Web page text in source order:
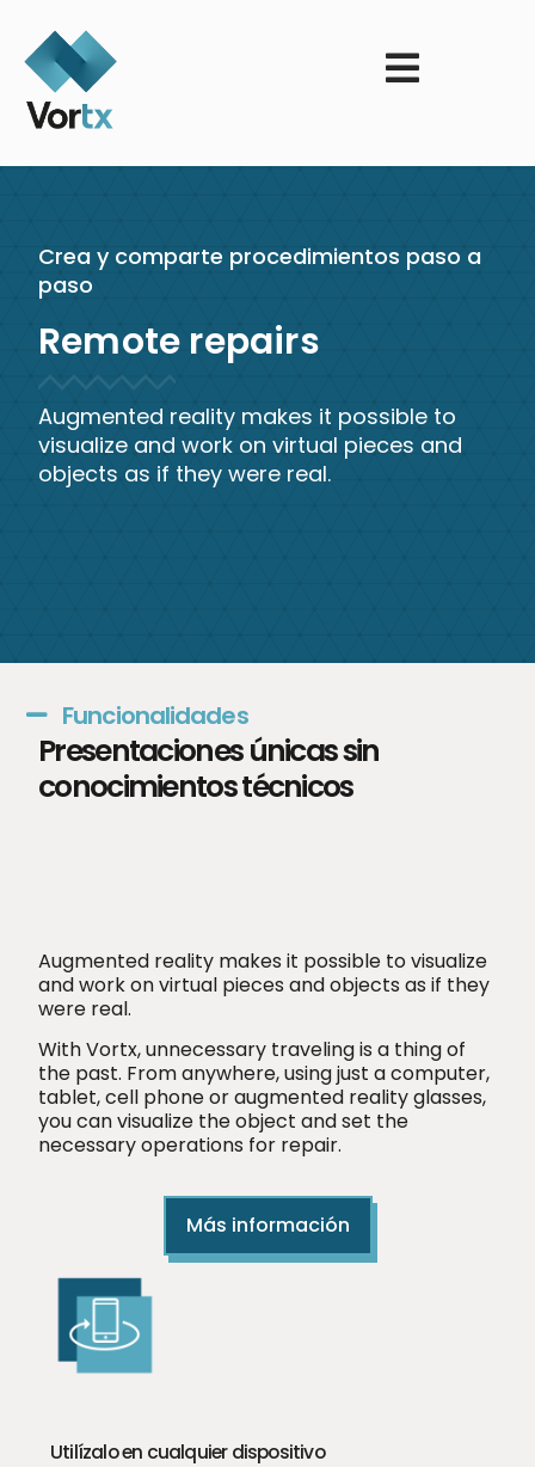
Crea y comparte procedimientos paso a
paso
Remote repairs
Augmented reality makes it possible to
visualize and work on virtual pieces and
objects as if they were real.
Funcionalidades
Presentaciones únicas sin
conocimientos técnicos
Augmented reality makes it possible to visualize
and work on virtual pieces and objects as if they
were real.
With Vortx, unnecessary traveling is a thing of
the past. From anywhere, using just a computer,
tablet, cell phone or augmented reality glasses,
you can visualize the object and set the
necessary operations for repair.
Más información
Utilízalo en cualquier dispositivo